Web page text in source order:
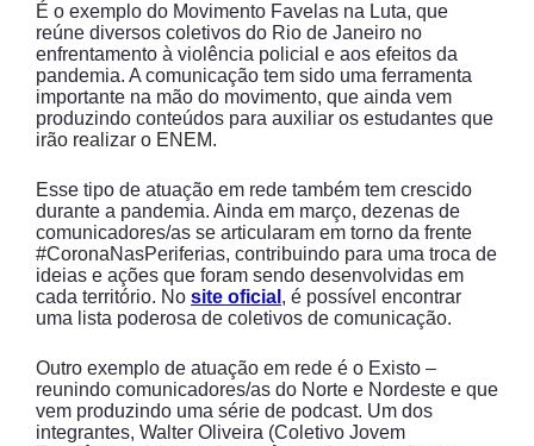
É o exemplo do Movimento Favelas na Luta, que
reúne diversos coletivos do Rio de Janeiro no
enfrentamento à violência policial e aos efeitos da
pandemia. A comunicação tem sido uma ferramenta
importante na mão do movimento, que ainda vem
produzindo conteúdos para auxiliar os estudantes que
irão realizar o ENEM.
Esse tipo de atuação em rede também tem crescido
durante a pandemia. Ainda em março, dezenas de
comunicadores/as se articularam em torno da frente
#CoronaNasPeriferias, contribuindo para uma troca de
ideias e ações que foram sendo desenvolvidas em
cada território. No site oficial , é possível encontrar
uma lista poderosa de coletivos de comunicação.
Outro exemplo de atuação em rede é o Existo –
reunindo comunicadores/as do Norte e Nordeste e que
vem produzindo uma série de podcast. Um dos
integrantes, Walter Oliveira (Coletivo Jovem